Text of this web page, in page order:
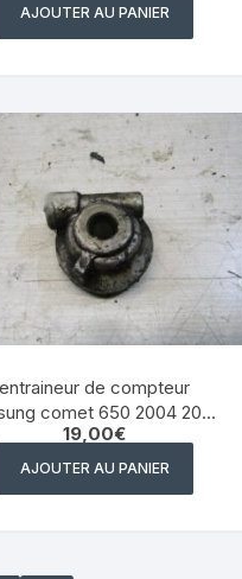
YAMAHA YZ WR
YAMAHA VIRAGO 535
yamaha majesty mbk skyliner
125 98 2005
yamaha 1300 xjr
YAMAHA FZ6
Yamaha 600 XTE
YAMAHA R6
YAMAHA TDR 125
AJOUTER AU PANIER
entraineur de compteur
comet 650 2004 2008
| eBay
19,00€
AJOUTER AU PANIER